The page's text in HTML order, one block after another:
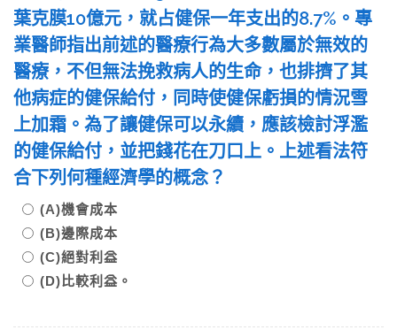
葉克膜10億元，就占健保一年支出的8.7%。專
業醫師指出前述的醫療行為大多數屬於無效的
醫療，不但無法挽救病人的生命，也排擠了其
他病症的健保給付，同時使健保虧損的情況雪
上加霜。為了讓健保可以永續，應該檢討浮濫
的健保給付，並把錢花在刀口上。上述看法符
合下列何種經濟學的概念？
(A)機會成本
(B)邊際成本
(C)絕對利益
(D)比較利益。